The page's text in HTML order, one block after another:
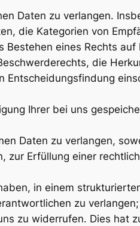
Daten zu verlangen.
die Kategorien von
eines Rechts auf
die
Ihrer bei uns
Daten zu verlangen,
zur Erfüllung einer
in einem
zu verlangen;
zu widerrufen. Dies hat